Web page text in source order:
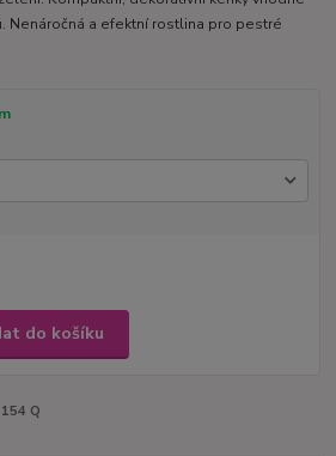
Nenáročná a efektní rostlina pro pestré
do košíku
154 Q